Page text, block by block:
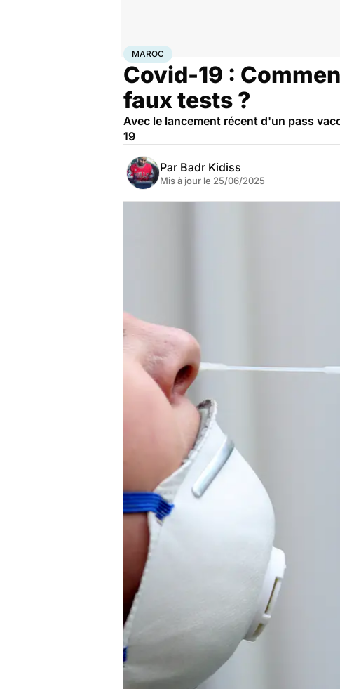
AccueilSanté
MAROC
Covid-19 :
faux tests ?
Avec le lancement récent d'un pass
19
Par Badr Kidiss
Mis à jour le 25/06/2025